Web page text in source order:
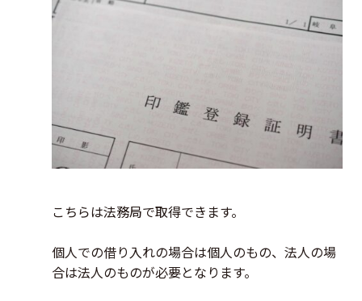
こちらは法務局で取得できます。
個人での借り入れの場合は個人のもの、法人の場
合は法人のものが必要となります。